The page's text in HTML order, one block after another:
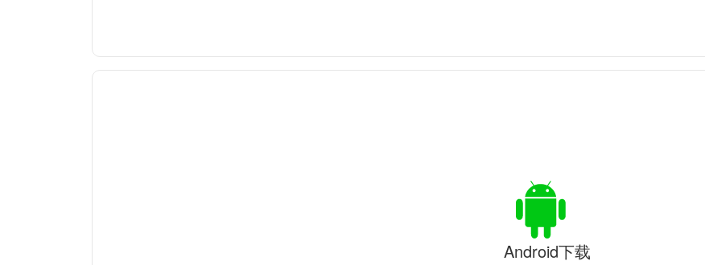
Android下载